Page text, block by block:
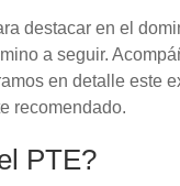
destacar en el
a seguir.
en detalle este
recomendado.
PTE?